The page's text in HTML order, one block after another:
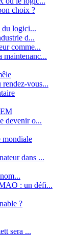
choix ?
du logici...
d...
comme...
vous...
devenir o...
mondiale
dans ...
: un défi...
?
sera ...